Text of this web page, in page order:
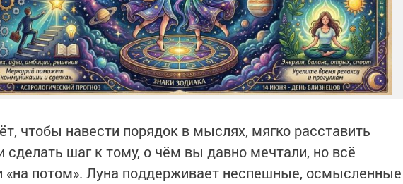
чтобы навести порядок в мыслях, мягко расставить
сделать шаг к тому, о чём вы давно мечтали, но всё
«на потом». Луна поддерживает неспешные, осмысленные